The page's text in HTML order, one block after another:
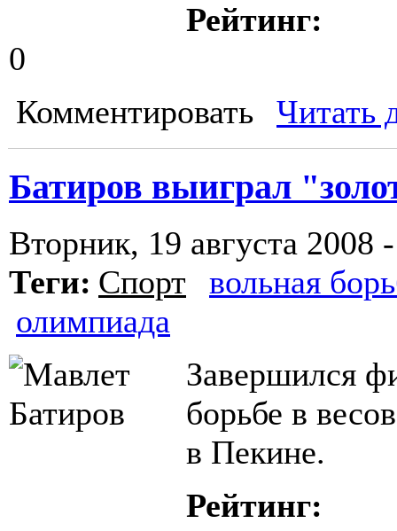
Рейтинг:
0
Комментировать
Читать
Батиров выиграл
Вторник, 19 августа 2008
Теги: Спорт
вольная
олимпиада
Завершился
борьбе в
в Пекине.
Рейтинг: